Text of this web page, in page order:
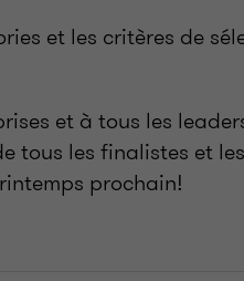
et les critères de
et à tous les
tous les finalistes et
prochain!